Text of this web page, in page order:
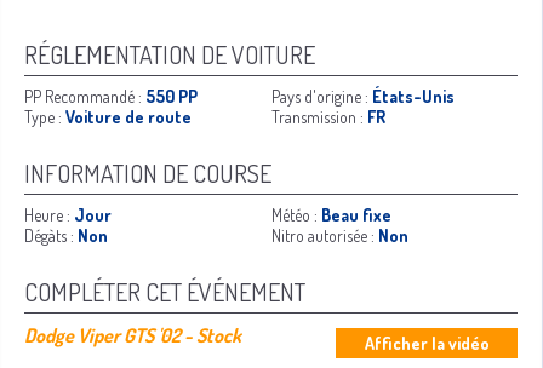
RÉGLEMENTATION DE VOITURE
PP Recommandé : 550 PP Pays d'origine : États-Unis
Type : Voiture de route Transmission : FR
INFORMATION DE COURSE
Heure : Jour Météo : Beau fixe
Dégàts : Non Nitro autorisée : Non
COMPLÉTER CET ÉVÉNEMENT
Afficher la vidéo
Dodge Viper GTS '02 - Stock